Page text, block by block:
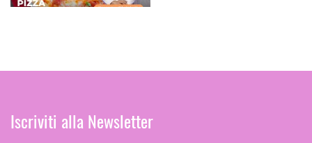
Iscriviti alla Newsletter